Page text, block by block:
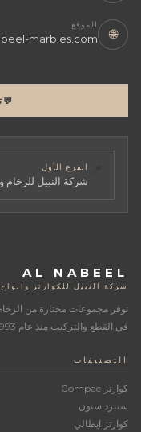
🌐
الموقع
marbles.com
💬
الفرع الأول
شركة النبيل للرخام
AL NABEEL
شركة النبيل للكوارتز
نوفر مجموعات مختارة من
في القطع والتركيب منذ عام 1993.
التصنيفات
كوارتز Compac
سنترد ستون
كوارتز ايطالي